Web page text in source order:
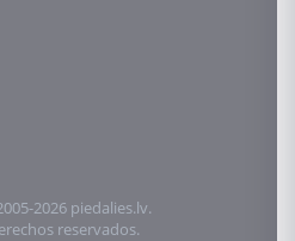
2026 piedalies.lv.
reservados.